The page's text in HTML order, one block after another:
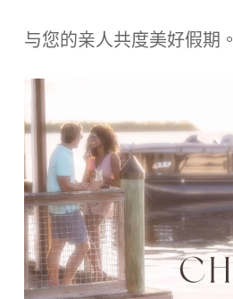
与您的亲人共度美好假期。